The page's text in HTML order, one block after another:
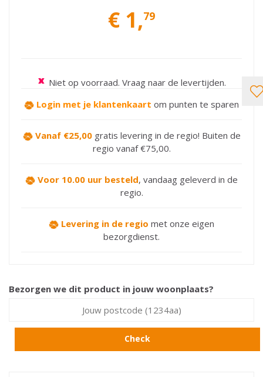
€ 1,79
Niet op voorraad. Vraag naar de levertijden.
Login met je klantenkaart om punten te sparen
Vanaf €25,00gratis levering in de regio! Buiten de
regio vanaf €75,00.
Voor 10.00 uur besteld, vandaag geleverd in de
regio.
Levering in de regio met onze eigen
bezorgdienst.
Bezorgen we dit product in jouw woonplaats?
Check